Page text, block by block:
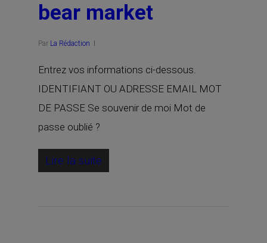
bear market
Par La Rédaction
Entrez vos informations ci-dessous.
IDENTIFIANT OU ADRESSE EMAIL MOT
DE PASSE Se souvenir de moi Mot de
passe oublié ?
Lire la suite